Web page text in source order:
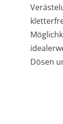
Dösen